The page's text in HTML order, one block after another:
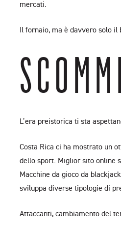
mercati.
Il fornaio, ma è davvero solo il
L’era preistorica ti sta
Costa Rica ci ha mostrato un
dello sport. Miglior sito online
Macchine da gioco da
sviluppa diverse tipologie di
Attaccanti, cambiamento del